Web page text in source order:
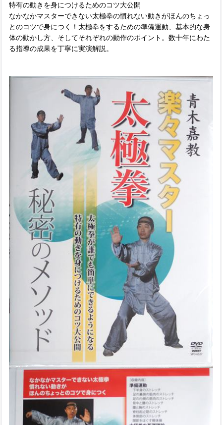
特有の動きを身につけるためのコツ大公開
なかなかマスターできない太極拳の慣れない動きがほんのちょっ
とのコツで身につく！太極拳をするための準備運動、基本的な身
体の動かし方、そしてそれぞれの動作のポイント。数十年にわた
る指導の成果を丁寧に実演解説。